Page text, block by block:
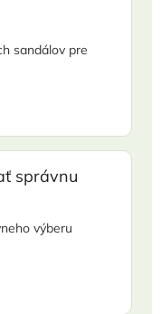
sandálov pre
správnu
výberu